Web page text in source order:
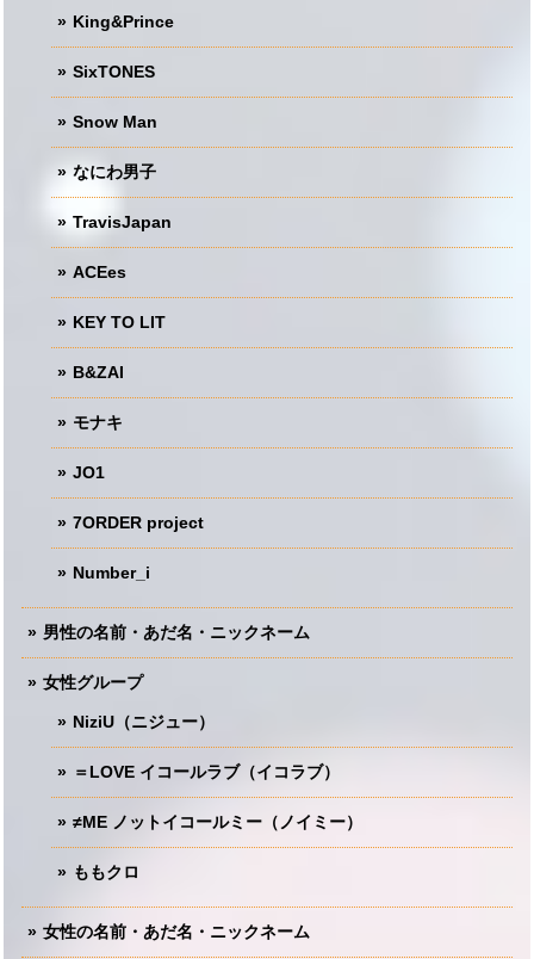
King&Prince
SixTONES
Snow Man
なにわ男子
TravisJapan
ACEes
KEY TO LIT
B&ZAI
モナキ
JO1
7ORDER project
Number_i
男性の名前・あだ名・ニックネーム
女性グループ
NiziU（ニジュー）
＝LOVE イコールラブ（イコラブ）
≠ME ノットイコールミー（ノイミー）
ももクロ
女性の名前・あだ名・ニックネーム